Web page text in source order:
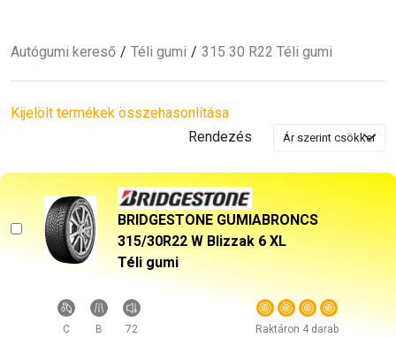
Autógumi kereső Téli gumi 315 30 R22 Téli gumi
Kijelölt termékek összehasonlítása
Rendezés
BRIDGESTONE GUMIABRONCS
315/30R22 W Blizzak 6 XL
Téli gumi
C B 72 Raktáron 4 darab